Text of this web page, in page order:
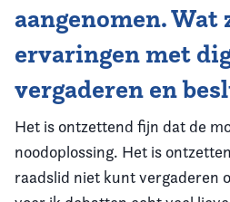
aangenomen. Wat
ervaringen met
vergaderen en
Het is ontzettend fijn dat de
noodoplossing. Het is
raadslid niet kunt vergaderen